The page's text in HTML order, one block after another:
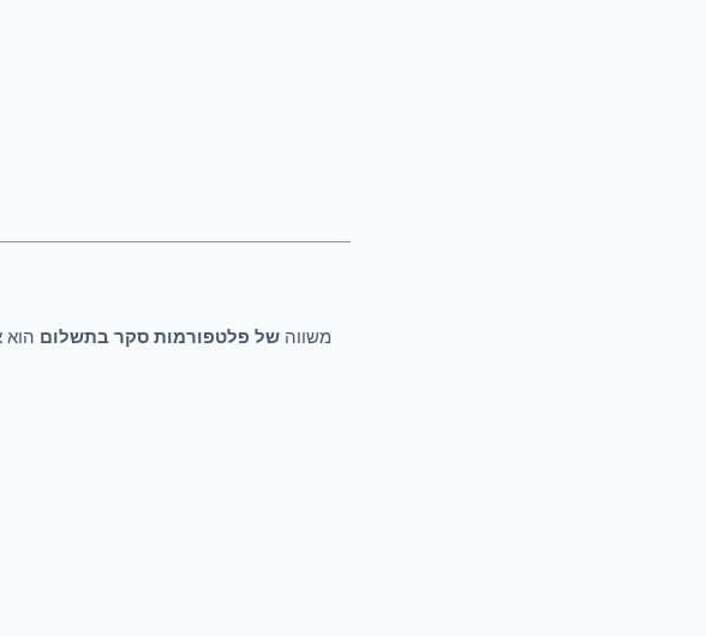
משווה של פלטפורמות סקר בתשלום הוא